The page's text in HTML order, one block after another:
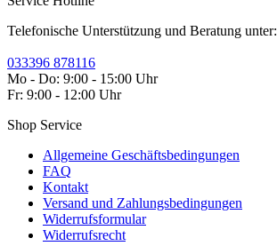
Telefonische Unterstützung und Beratung unter:
033396 878116
Mo - Do: 9:00 - 15:00 Uhr
Fr: 9:00 - 12:00 Uhr
Shop Service
Allgemeine Geschäftsbedingungen
FAQ
Kontakt
Versand und Zahlungsbedingungen
Widerrufsformular
Widerrufsrecht